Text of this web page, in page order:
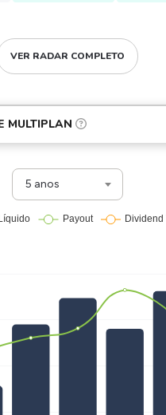
VER RADAR COMPLETO
MULTIPLAN
5 anos